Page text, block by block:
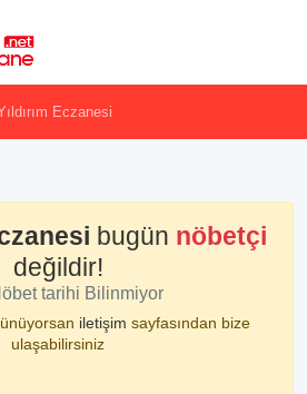
Eczanesi
bugün nöbetçi
değildir!
tarihi Bilinmiyor
iletişim sayfasından bize
ulaşabilirsiniz